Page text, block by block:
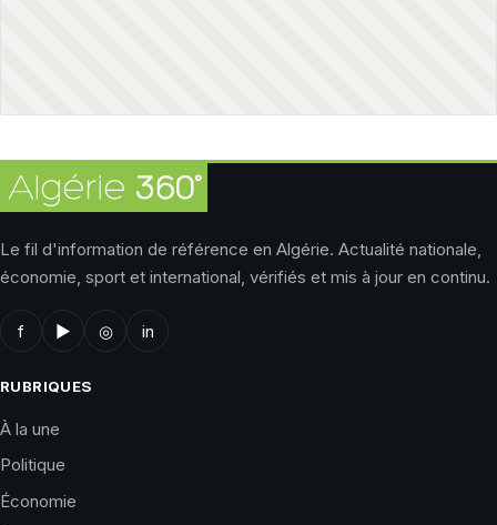
Le fil d'information de référence en Algérie. Actualité nationale,
économie, sport et international, vérifiés et mis à jour en continu.
f ▶ ◎ in
RUBRIQUES
À la une
Politique
Économie